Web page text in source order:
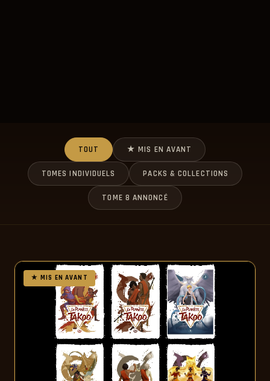
TOUT ★ MIS EN AVANT
TOMES INDIVIDUELS PACKS & COLLECTIONS
TOME 8 ANNONCÉ